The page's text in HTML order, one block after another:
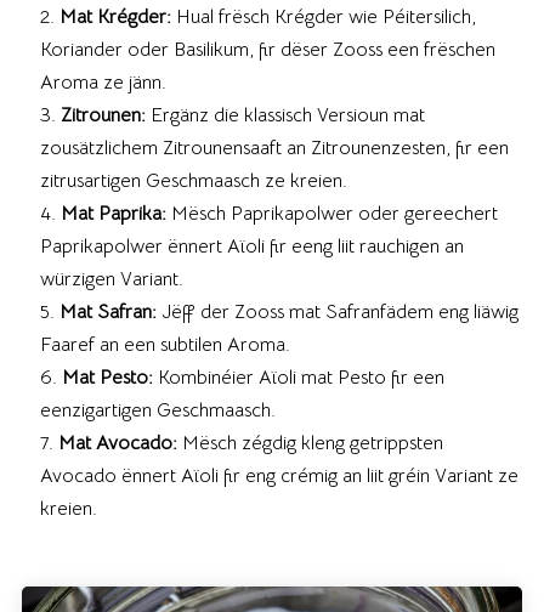
Mat Krégder:Hual frësch Krégder wie Péitersilich,
Koriander oder Basilikum, fir dëser Zooss een frëschen
Aroma ze jänn.
Zitrounen:Ergänz die klassisch Versioun mat
zousätzlichem Zitrounensaaft an Zitrounenzesten, fir een
zitrusartigen Geschmaasch ze kreien.
Mat Paprika:Mësch Paprikapolwer oder gereechert
Paprikapolwer ënnert Aïoli fir eeng liit rauchigen an
würzigen Variant.
Mat Safran:Jëff der Zooss mat Safranfädem eng liäwig
Faaref an een subtilen Aroma.
Mat Pesto:Kombinéier Aïoli mat Pesto fir een
eenzigartigen Geschmaasch.
Mat Avocado:Mësch zégdig kleng getrippsten
Avocado ënnert Aïoli fir eng crémig an liit gréin Variant ze
kreien.